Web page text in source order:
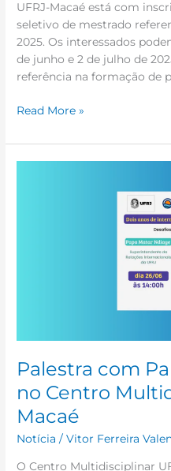
UFRJ-Macaé está com
seletivo de mestrado
2025. Os interessados
de junho e 2 de julho de
referência na formação de
Read More »
Palestra com
no Centro
Macaé
Notícia /Vitor Ferreira
O Centro Multidisciplinar